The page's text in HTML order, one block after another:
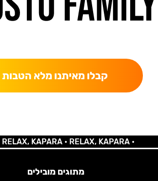
קבלו מאיתנו מלא הטבות
KAPARA •RELAX, KAPARA •
מתוגים מובילים